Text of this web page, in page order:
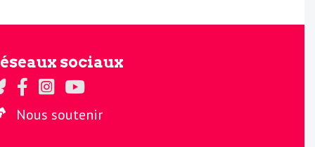
sociaux
sur Twitter
Regards sur Facebook
Regards sur Instagram
La chaine Regards sur Youtube
Nous soutenir